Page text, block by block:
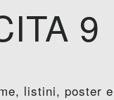
9
listini, poster